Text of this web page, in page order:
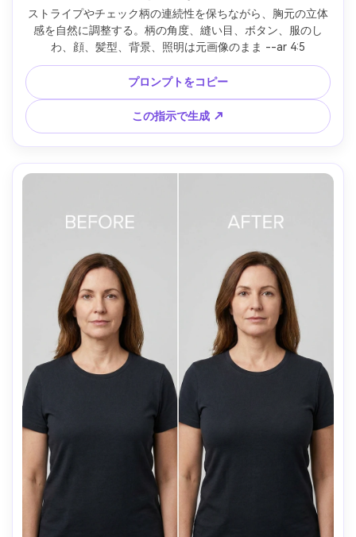
ストライプやチェック柄の連続性を保ちながら、胸元の立体
感を自然に調整する。柄の角度、縫い目、ボタン、服のし
わ、顔、髪型、背景、照明は元画像のまま --ar 4:5
プロンプトをコピー
この指示で生成 ↗